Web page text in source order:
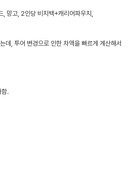
, 망고, 2인당 비치백+캐리어파우치,
데, 투어 변경으로 인한 차액을 빠르게 계산해서
함.